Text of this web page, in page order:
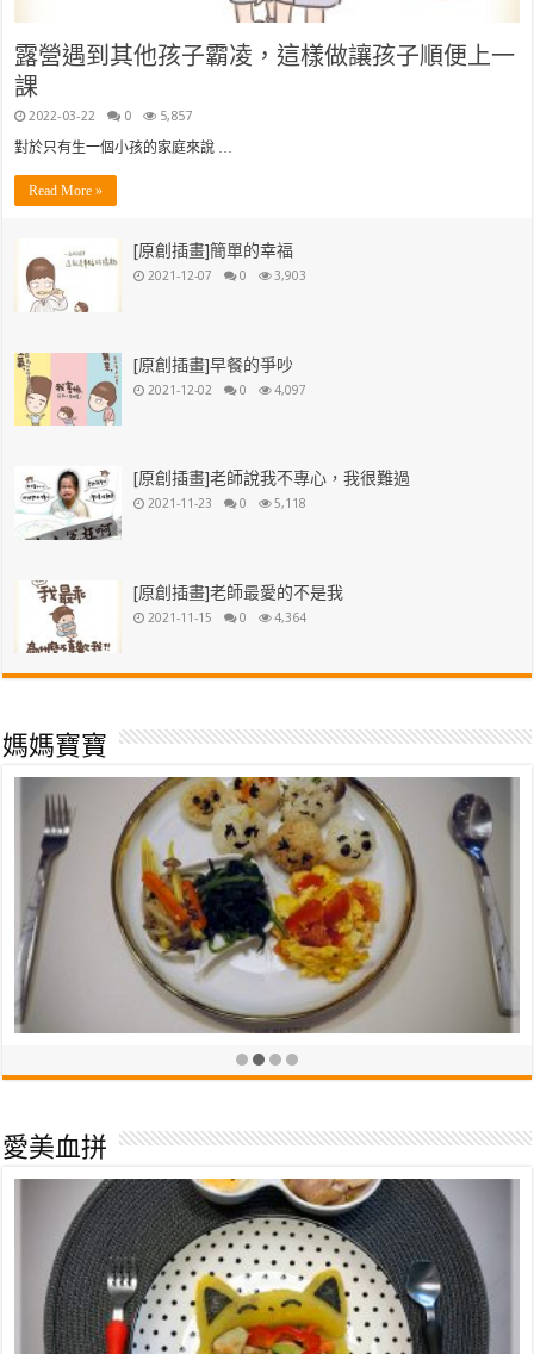
露營遇到其他孩子霸凌，這樣做讓孩子順便上一
課
2022-03-22 0 5,857
對於只有生一個小孩的家庭來說 …
Read More »
[原創插畫]簡單的幸福
2021-12-07 0 3,903
[原創插畫]早餐的爭吵
2021-12-02 0 4,097
[原創插畫]老師說我不專心，我很難過
2021-11-23 0 5,118
[原創插畫]老師最愛的不是我
2021-11-15 0 4,364
媽媽寶寶
英國LittleBrian可洗式無毒兒童專用水彩棒，超多變化畫法
愛美血拼